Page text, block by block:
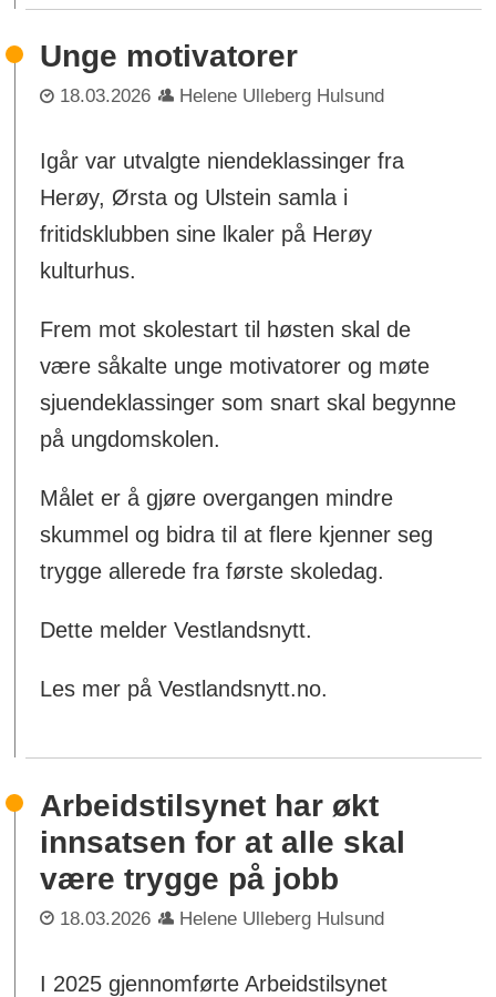
Unge motivatorer
18.03.2026 Helene Ulleberg Hulsund
Igår var utvalgte niendeklassinger fra
Herøy, Ørsta og Ulstein samla i
fritidsklubben sine lkaler på Herøy
kulturhus.
Frem mot skolestart til høsten skal de
være såkalte unge motivatorer og møte
sjuendeklassinger som snart skal begynne
på ungdomskolen.
Målet er å gjøre overgangen mindre
skummel og bidra til at flere kjenner seg
trygge allerede fra første skoledag.
Dette melder Vestlandsnytt.
Les mer på Vestlandsnytt.no.
Arbeidstilsynet har økt
innsatsen for at alle skal
være trygge på jobb
18.03.2026 Helene Ulleberg Hulsund
I 2025 gjennomførte Arbeidstilsynet